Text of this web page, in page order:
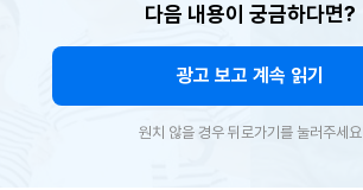
다음 내용이 궁금하다면?
광고 보고 계속 읽기
원치 않을 경우 뒤로가기를 눌러주세요